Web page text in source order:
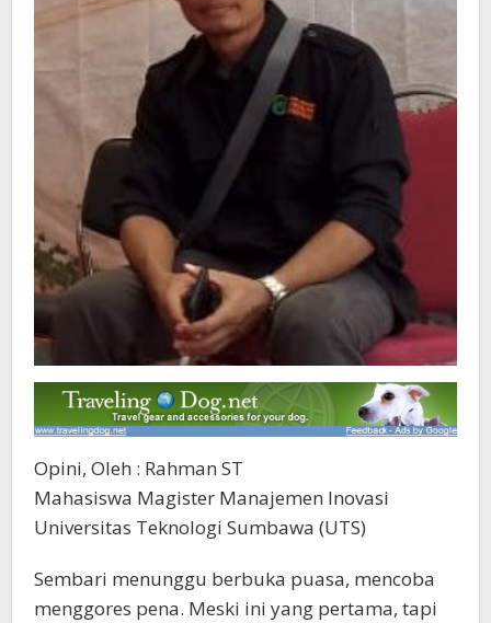
Opini, Oleh : Rahman ST
Mahasiswa Magister Manajemen Inovasi
Universitas Teknologi Sumbawa (UTS)
Sembari menunggu berbuka puasa, mencoba
menggores pena. Meski ini yang pertama, tapi